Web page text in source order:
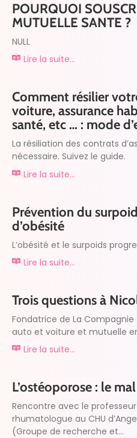
POURQUOI
MUTUELLE SANTE ?
NULL
Lire la suite...
Comment résilier
voiture, assurance
santé, etc … : mode
La résiliation des contrats
nécessaire. Suivez le guide.
Lire la suite...
Prévention du
d’obésité
L’obésité et le surpoids
Lire la suite...
Trois questions à
Fondatrice de La
auto et voiture et mutuelle
Lire la suite...
L’ostéoporose : le
Rencontre avec le
rhumatologue au CHU
(Groupe de recherche et...